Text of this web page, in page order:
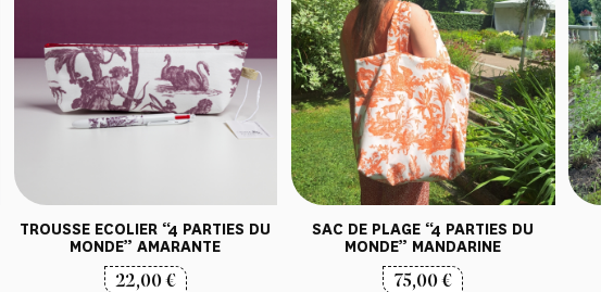
TROUSSE ECOLIER “4 PARTIES DU
MONDE” AMARANTE
22,00€
SAC DE PLAGE “4 PARTIES DU
MONDE” MANDARINE
75,00€